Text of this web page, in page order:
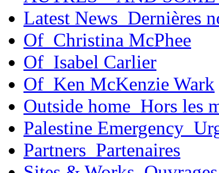
Latest News_Dernières
Of_Christina McPhee
Of_Isabel Carlier
Of_Ken McKenzie Wark
Outside home_Hors les
Palestine
Partners_Partenaires